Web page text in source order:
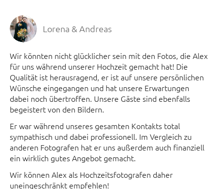
Lorena & Andreas
Wir könnten nicht glücklicher sein mit den Fotos, die Alex
für uns während unserer Hochzeit gemacht hat! Die
Qualität ist herausragend, er ist auf unsere persönlichen
Wünsche eingegangen und hat unsere Erwartungen
dabei noch übertroffen. Unsere Gäste sind ebenfalls
begeistert von den Bildern.
Er war während unseres gesamten Kontakts total
sympathisch und dabei professionell. Im Vergleich zu
anderen Fotografen hat er uns außerdem auch finanziell
ein wirklich gutes Angebot gemacht.
Wir können Alex als Hochzeitsfotografen daher
uneingeschränkt empfehlen!